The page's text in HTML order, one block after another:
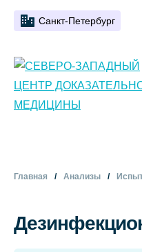
Санкт-Петербург
Главная Анализы